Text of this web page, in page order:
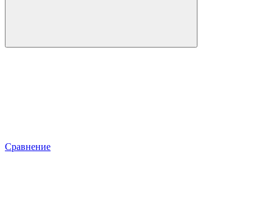
Сравнение